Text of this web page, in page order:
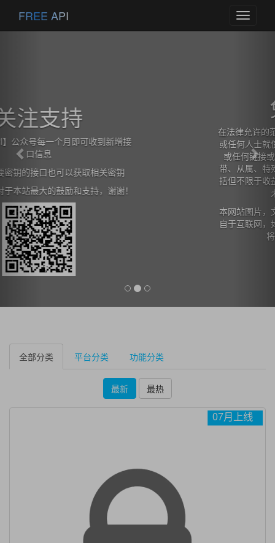
Toggle
FREE API
在法律允许的范围内，本网站在此声明,不承担用户
或任何人士就使用或未能使用本网站所提供的信息
或任何链接或项目所引致的任何直接、间接、附
带、从属、特殊、惩罚性或惩戒性的损害赔偿（包
括但不限于收益、预期利润的损失或失去的业务、
未实现预期的节省）。
本网站图片，文字，接口信息之类版权申明，皆来
自于互联网，如果侵犯，请及时通知我们，本网站
Previous
全部分类 平台分类 功能分类
最新 最热
07月上线